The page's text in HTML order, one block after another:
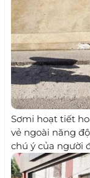
Sơmi hoạt tiết
vẻ ngoài năng
chú ý của người